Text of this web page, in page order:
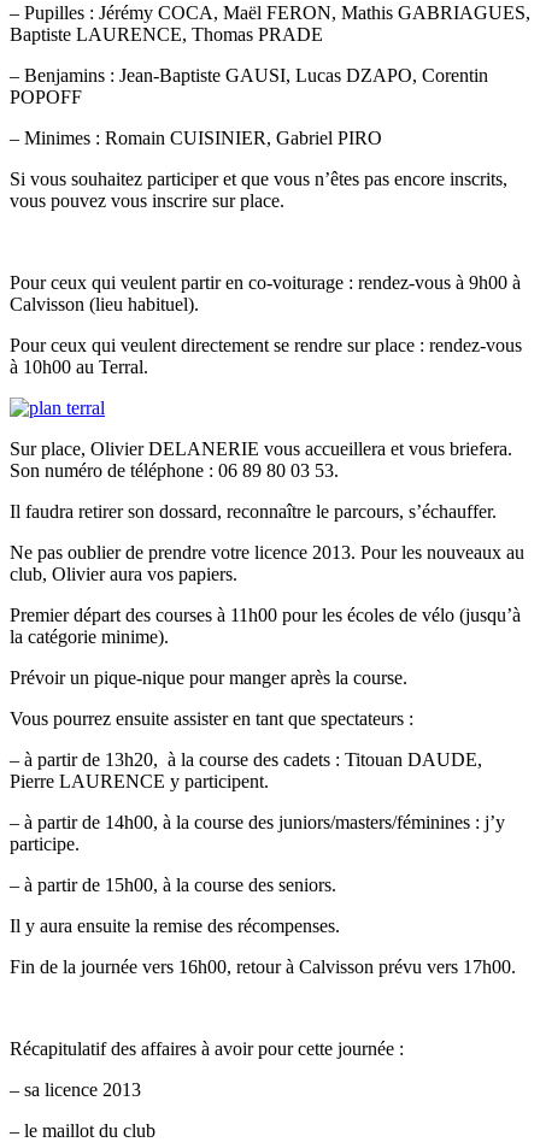
– Pupilles : Jérémy COCA, Maël FERON, Mathis GABRIAGUES,
Baptiste LAURENCE, Thomas PRADE
– Benjamins : Jean-Baptiste GAUSI, Lucas DZAPO, Corentin
POPOFF
– Minimes : Romain CUISINIER, Gabriel PIRO
Si vous souhaitez participer et que vous n’êtes pas encore inscrits,
vous pouvez vous inscrire sur place.
Pour ceux qui veulent partir en co-voiturage : rendez-vous à 9h00 à
Calvisson (lieu habituel).
Pour ceux qui veulent directement se rendre sur place : rendez-vous
à 10h00 au Terral.
Sur place, Olivier DELANERIE vous accueillera et vous briefera.
Son numéro de téléphone : 06 89 80 03 53.
Il faudra retirer son dossard, reconnaître le parcours, s’échauffer.
Ne pas oublier de prendre votre licence 2013. Pour les nouveaux au
club, Olivier aura vos papiers.
Premier départ des courses à 11h00 pour les écoles de vélo (jusqu’à
la catégorie minime).
Prévoir un pique-nique pour manger après la course.
Vous pourrez ensuite assister en tant que spectateurs :
– à partir de 13h20, à la course des cadets : Titouan DAUDE,
Pierre LAURENCE y participent.
– à partir de 14h00, à la course des juniors/masters/féminines : j’y
participe.
– à partir de 15h00, à la course des seniors.
Il y aura ensuite la remise des récompenses.
Fin de la journée vers 16h00, retour à Calvisson prévu vers 17h00.
Récapitulatif des affaires à avoir pour cette journée :
– sa licence 2013
– le maillot du club